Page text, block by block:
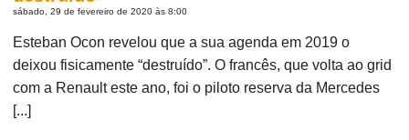
sábado, 29 de fevereiro de 2020 às 8:00
Esteban Ocon revelou que a sua agenda em 2019 o
deixou fisicamente “destruído”. O francês, que volta ao grid
com a Renault este ano, foi o piloto reserva da Mercedes
[...]